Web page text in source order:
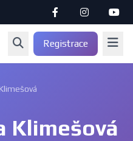
Registrace
Klimešová